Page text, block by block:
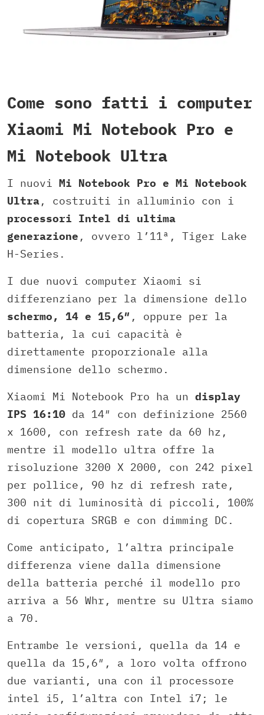
Come sono fatti i computer
Xiaomi Mi Notebook Pro e
Mi Notebook Ultra
I nuovi Mi Notebook Pro e Mi Notebook
Ultra, costruiti in alluminio con i
processori Intel di ultima
generazione , ovvero l’11ª, Tiger Lake
H-Series.
I due nuovi computer Xiaomi si
differenziano per la dimensione dello
schermo, 14 e 15,6″ , oppure per la
batteria, la cui capacità è
direttamente proporzionale alla
dimensione dello schermo.
Xiaomi Mi Notebook Pro ha un display
IPS 16:10 da 14″ con definizione 2560
x 1600, con refresh rate da 60 hz,
mentre il modello ultra offre la
risoluzione 3200 X 2000, con 242 pixel
per pollice, 90 hz di refresh rate,
300 nit di luminosità di piccoli, 100%
di copertura SRGB e con dimming DC.
Come anticipato, l’altra principale
differenza viene dalla dimensione
della batteria perché il modello pro
arriva a 56 Whr, mentre su Ultra siamo
a 70.
Entrambe le versioni, quella da 14 e
quella da 15,6″, a loro volta offrono
due varianti, una con il processore
intel i5, l’altra con Intel i7; le